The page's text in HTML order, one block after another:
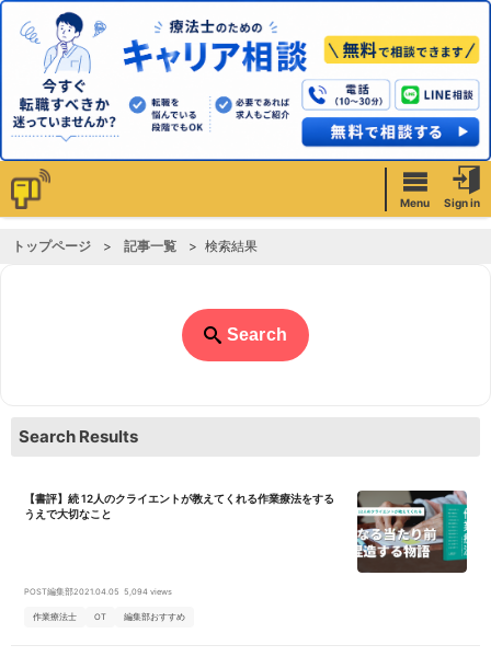
Menu Sign in
トップページ 記事一覧 検索結果
Search
Search Results
【書評】続 12人のクライエントが教えてくれる作業療法をする
うえで大切なこと
POST編集部2021.04.05 5,094 views
作業療法士 OT 編集部おすすめ